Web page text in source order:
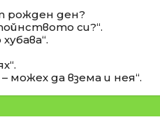
рожден ден?
си?“.
да взема и нея“.